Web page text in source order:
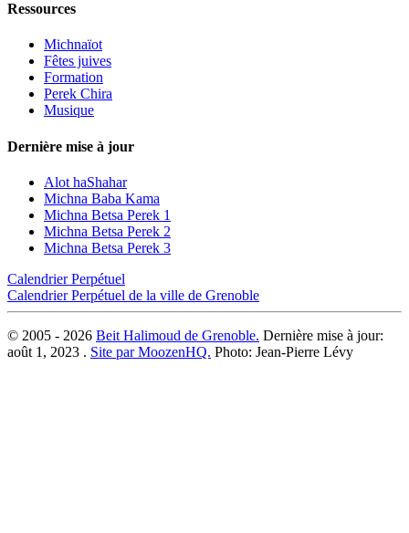
Ressources
Michnaïot
Fêtes juives
Formation
Perek Chira
Musique
Dernière mise à jour
Alot haShahar
Michna Baba Kama
Michna Betsa Perek 1
Michna Betsa Perek 2
Michna Betsa Perek 3
Calendrier Perpétuel
Calendrier Perpétuel de la ville de Grenoble
© 2005 - 2026 Beit Halimoud de Grenoble. Dernière mise à jour:
août 1, 2023 . Site par MoozenHQ. Photo: Jean-Pierre Lévy